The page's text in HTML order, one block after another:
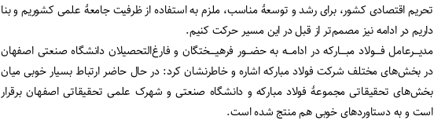
تحریم اقتصادی کشور، برای رشد و توسعۀ مناسب، ملزم به استفاده از ظرفیت جامعۀ علمی کشوریم و بنا
داریم در ادامه نیز مصمم‌تر از قبل در این مسیر حرکت کنیم.
مدیـــرعامل فــــولاد مبــــارکه در ادامـــه به حضـــور فرهیــــختگان و فارغ‌التحصیلان دانشگاه صنعتی اصفهان
در بخش‌های مختلف شرکت فولاد مبارکه اشاره و خاطرنشان کرد: در حال حاضر ارتباط بسیار خوبی میان
بخش‌های تحقیقاتی مجموعۀ فولاد مبارکه و دانشگاه صنعتی و شهرک علمی تحقیقاتی اصفهان برقرار
است و به دستاوردهای خوبی هم منتج شده است.